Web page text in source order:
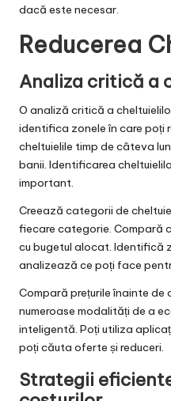
dacă este necesar.
Reducerea
Analiza critică a
O analiză critică a
identifica zonele în care poți
cheltuielile timp de câteva
banii. Identificarea
important.
Creează categorii de
fiecare categorie. Compară
cu bugetul alocat. Identifică
analizează ce poți face
Compară prețurile înainte de
numeroase modalități de a
inteligentă. Poți utiliza
poți căuta oferte și reduceri.
Strategii